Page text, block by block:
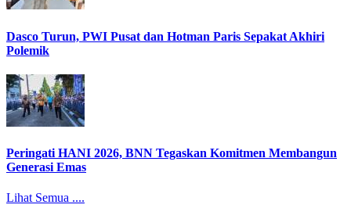
Dasco Turun, PWI Pusat dan Hotman Paris Sepakat Akhiri
Polemik
Peringati HANI 2026, BNN Tegaskan Komitmen Membangun
Generasi Emas
Lihat Semua ....